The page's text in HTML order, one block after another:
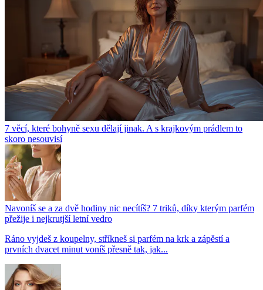
7 věcí, které bohyně sexu dělají jinak. A s krajkovým prádlem to
skoro nesouvisí
Navoníš se a za dvě hodiny nic necítíš? 7 triků, díky kterým parfém
přežije i nejkrutjší letní vedro
Ráno vyjdeš z koupelny, stříkneš si parfém na krk a zápěstí a
prvních dvacet minut voníš přesně tak, jak...